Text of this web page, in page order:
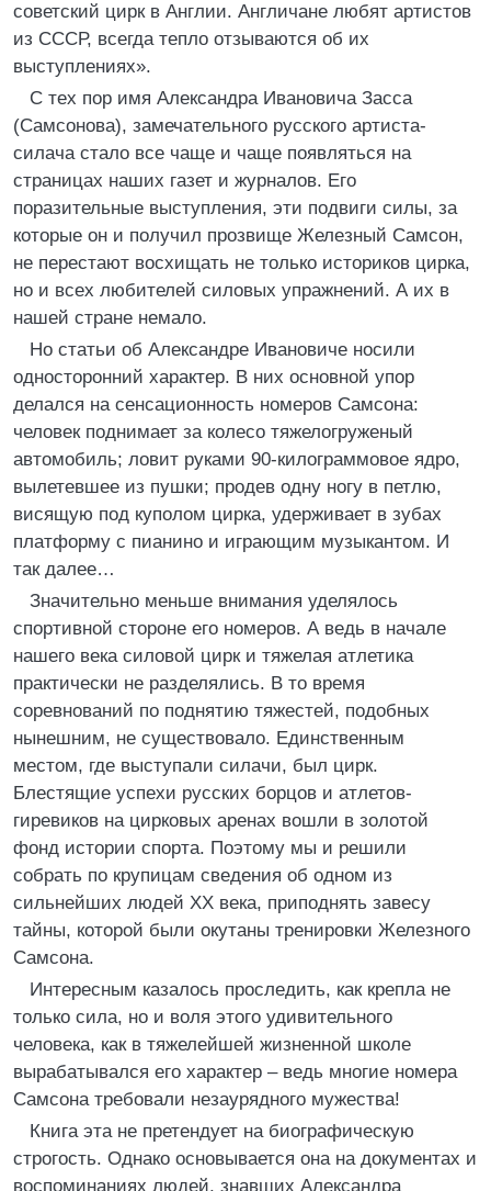
советский цирк в Англии. Англичане любят артистов
из СССР, всегда тепло отзываются об их
выступлениях».
С тех пор имя Александра Ивановича Засса
(Самсонова), замечательного русского артиста-
силача стало все чаще и чаще появляться на
страницах наших газет и журналов. Его
поразительные выступления, эти подвиги силы, за
которые он и получил прозвище Железный Самсон,
не перестают восхищать не только историков цирка,
но и всех любителей силовых упражнений. А их в
нашей стране немало.
Но статьи об Александре Ивановиче носили
односторонний характер. В них основной упор
делался на сенсационность номеров Самсона:
человек поднимает за колесо тяжелогруженый
автомобиль; ловит руками 90-килограммовое ядро,
вылетевшее из пушки; продев одну ногу в петлю,
висящую под куполом цирка, удерживает в зубах
платформу с пианино и играющим музыкантом. И
так далее…
Значительно меньше внимания уделялось
спортивной стороне его номеров. А ведь в начале
нашего века силовой цирк и тяжелая атлетика
практически не разделялись. В то время
соревнований по поднятию тяжестей, подобных
нынешним, не существовало. Единственным
местом, где выступали силачи, был цирк.
Блестящие успехи русских борцов и атлетов-
гиревиков на цирковых аренах вошли в золотой
фонд истории спорта. Поэтому мы и решили
собрать по крупицам сведения об одном из
сильнейших людей XX века, приподнять завесу
тайны, которой были окутаны тренировки Железного
Самсона.
Интересным казалось проследить, как крепла не
только сила, но и воля этого удивительного
человека, как в тяжелейшей жизненной школе
вырабатывался его характер – ведь многие номера
Самсона требовали незаурядного мужества!
Книга эта не претендует на биографическую
строгость. Однако основывается она на документах и
воспоминаниях людей, знавших Александра